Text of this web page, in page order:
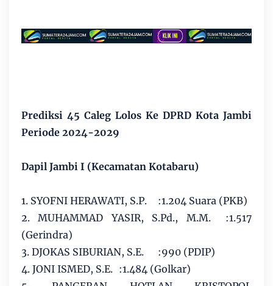
Prediksi 45 Caleg Lolos Ke DPRD Kota Jambi
Periode 2024-2029
Dapil Jambi I (Kecamatan Kotabaru)
1. SYOFNI HERAWATI, S.P.
:1.204 Suara (PKB)
2. MUHAMMAD YASIR, S.Pd., M.M.
:1.517
(Gerindra)
3. DJOKAS SIBURIAN, S.E.
:990 (PDIP)
4. JONI ISMED, S.E. :1.484 (Golkar)